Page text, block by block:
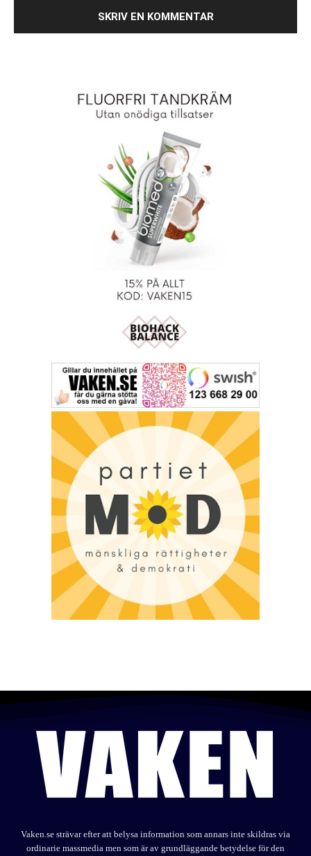
Vaken.se strävar efter att belysa information som annars inte skildras via
ordinarie massmedia men som är av grundläggande betydelse för den